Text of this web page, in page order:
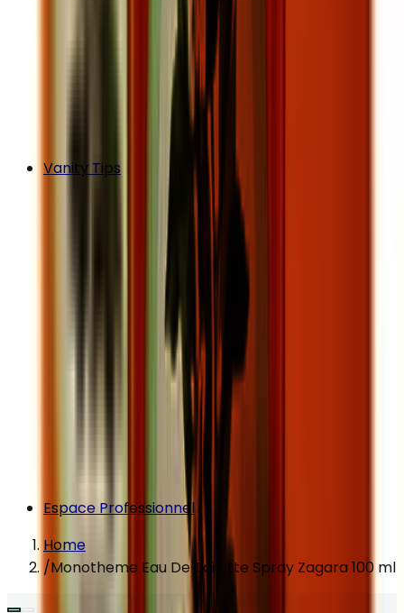
Vanity Tips
Espace Professionnel
Home
/Monotheme Eau De Toilette Spray Zagara 100 ml